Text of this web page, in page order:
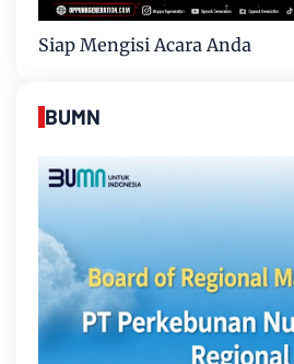
Siap Mengisi Acara Anda
BUMN